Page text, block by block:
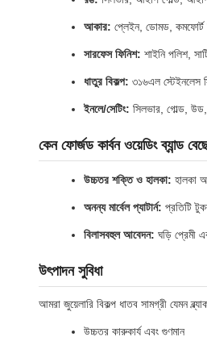
আকার: প্লেইন, ডোমড, কমফোর্ট
সারফেস ফিনিশ: শাইনি পলিশ,
ধাতুর বিকল্প: ৩১৬এল স্টেইনলেস
ইনলে/সেটিং: সিলভার, গোল্ড,
কেন ফোর্জড কার্বন ওয়েডিং ব্যান্ড
উচ্চতর শক্তি ও হালকা: হালকা
অনন্য মার্বেল প্যাটার্ন: প্রতিটি
বিলাসবহুল আবেদন: ঘড়ি প্রেমী
উৎপাদন সুবিধা
আমরা জুয়েলারি বিকল্প ধাতব সামগ্রী যেমন
উচ্চতর কারুকার্য এবং গুণমান